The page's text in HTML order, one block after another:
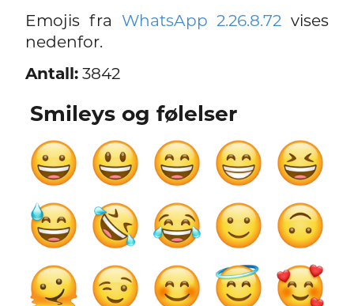
Emojis fra WhatsApp 2.26.8.72 vises
nedenfor.
Antall:3842
Smileys og følelser